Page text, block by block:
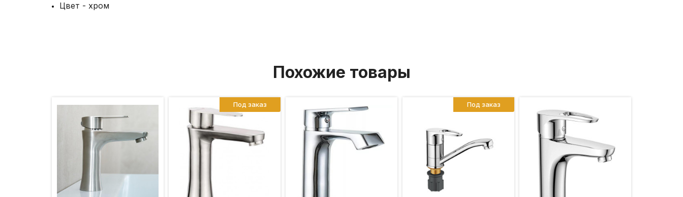
Цвет - хром
Похожие товары
Под заказ Под заказ